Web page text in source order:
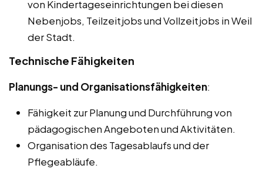
von Kindertageseinrichtungen bei diesen
Nebenjobs, Teilzeitjobs und Vollzeitjobs in Weil
der Stadt.
Technische Fähigkeiten
Planungs- und Organisationsfähigkeiten:
Fähigkeit zur Planung und Durchführung von
pädagogischen Angeboten und Aktivitäten.
Organisation des Tagesablaufs und der
Pflegeabläufe.